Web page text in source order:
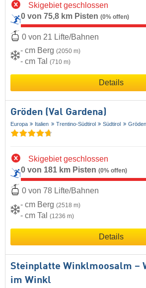
Skigebiet geschlossen
0 von 75,8 km Pisten (0% offen)
0 von 21 Lifte/Bahnen
- cm Berg (2050 m)
- cm Tal (710 m)
Details
Gröden (Val Gardena)
Europa Italien Trentino-Südtirol Südtirol
Skigebiet geschlossen
0 von 181 km Pisten (0% offen)
0 von 78 Lifte/Bahnen
- cm Berg (2518 m)
- cm Tal (1236 m)
Details
Steinplatte Winklmoosalm –
im Winkl